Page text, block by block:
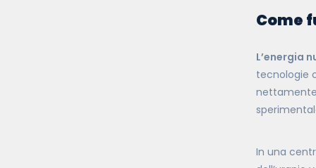
Come
L’energia
tecnologie
nettamente
In una